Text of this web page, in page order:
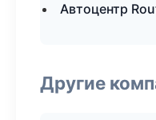
Автоцентр
Другие